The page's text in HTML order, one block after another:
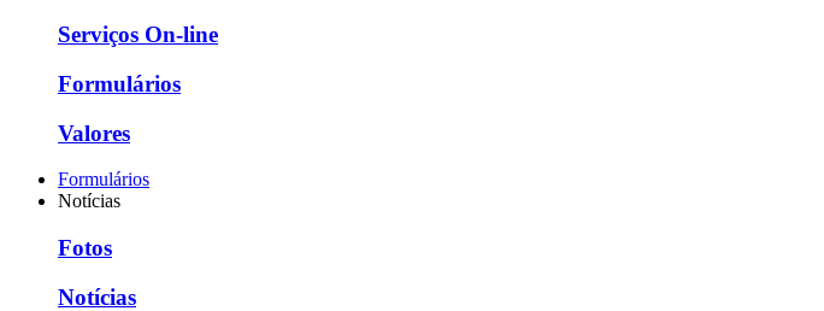
Serviços On-line
Formulários
Valores
Formulários
Notícias
Fotos
Notícias